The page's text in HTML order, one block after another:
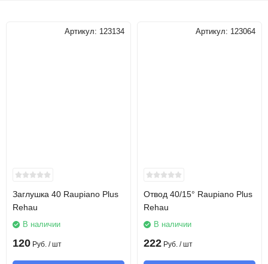
Артикул: 123134
Заглушка 40 Raupiano Plus
Rehau
В наличии
120 Руб. / шт
Артикул: 123064
Отвод 40/15° Raupiano Plus
Rehau
В наличии
222 Руб. / шт